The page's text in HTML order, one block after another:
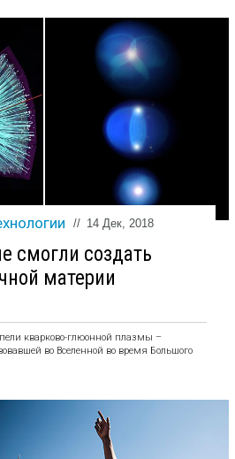
// 14 Дек, 2018
смогли создать
материи
кварково-глюонной плазмы –
во Вселенной во время Большого